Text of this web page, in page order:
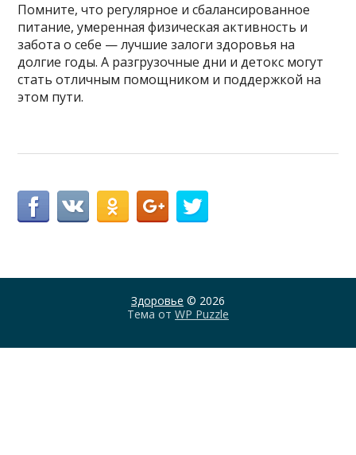
Помните, что регулярное и сбалансированное
питание, умеренная физическая активность и
забота о себе — лучшие залоги здоровья на
долгие годы. А разгрузочные дни и детокс могут
стать отличным помощником и поддержкой на
этом пути.
Здоровье © 2026
Тема от WP Puzzle